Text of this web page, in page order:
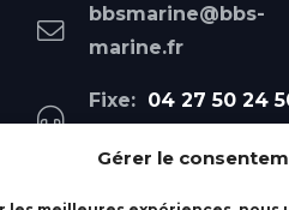
Gérer le
bbsmarine@bbs-
marine.fr
Fixe: 04 27 50 24